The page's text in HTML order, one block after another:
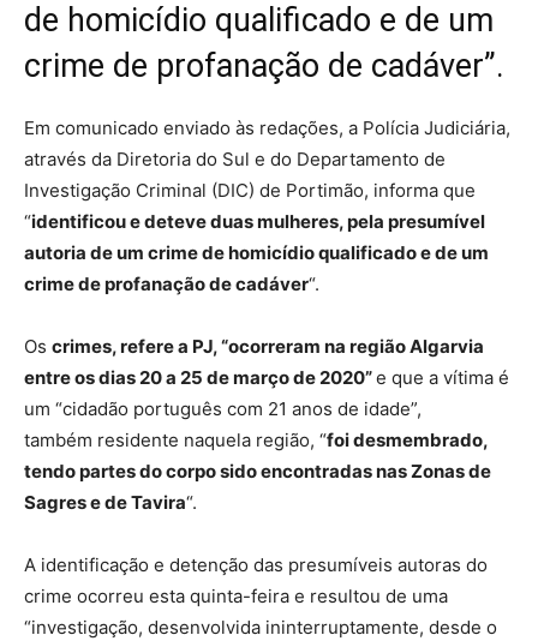
de homicídio qualificado e de um
crime de profanação de cadáver”.
Em comunicado enviado às redações, a Polícia Judiciária,
através da Diretoria do Sul e do Departamento de
Investigação Criminal (DIC) de Portimão, informa que
“identificou e deteve duas mulheres, pela presumível
autoria de um crime de homicídio qualificado e de um
crime de profanação de cadáver“.
Os crimes, refere a PJ, “ocorreram na região Algarvia
entre os dias 20 a 25 de março de 2020”e que a vítima é
um “cidadão português com 21 anos de idade”,
também residente naquela região, “foi desmembrado,
tendo partes do corpo sido encontradas nas Zonas de
Sagres e de Tavira“.
A identificação e detenção das presumíveis autoras do
crime ocorreu esta quinta-feira e resultou de uma
“investigação, desenvolvida ininterruptamente, desde o